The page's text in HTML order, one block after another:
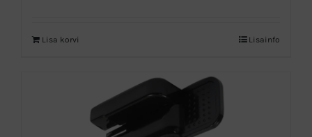
Lisa korvi Lisainfo